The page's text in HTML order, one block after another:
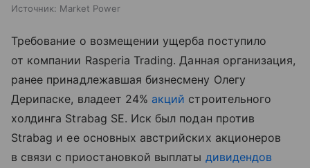
Источник: Market Power
Требование о возмещении ущерба поступило
от компании Rasperia Trading. Данная организация,
ранее принадлежавшая бизнесмену Олегу
Дерипаске, владеет 24% акций строительного
холдинга Strabag SE. Иск был подан против
Strabag и ее основных австрийских акционеров
в связи с приостановкой выплаты дивидендов